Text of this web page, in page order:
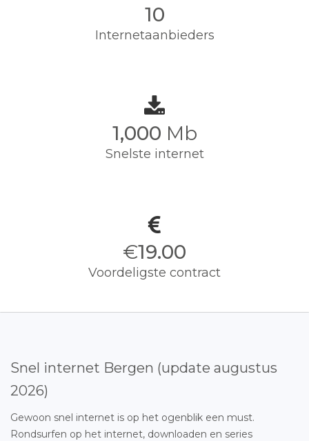
10
Internetaanbieders
1,000 Mb
Snelste internet
€19.00
Voordeligste contract
Snel internet Bergen (update augustus
2026)
Gewoon snel internet is op het ogenblik een must.
Rondsurfen op het internet, downloaden en series